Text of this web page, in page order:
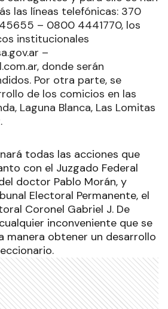
las líneas telefónicas: 370
– 0800 4441770, los
institucionales
–
donde serán
Por otra parte, se
de los comicios en las
Laguna Blanca, Las Lomitas
todas las acciones que
con el Juzgado Federal
doctor Pablo Morán, y
Electoral Permanente, el
Coronel Gabriel J. De
inconveniente que se
manera obtener un desarrollo